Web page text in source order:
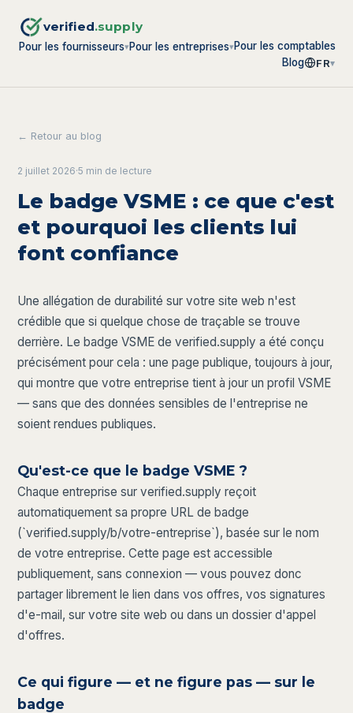
verified.supply
Pour les fournisseurs▾Pour les entreprises▾ Pour les comptables
Blog
FR▾
← Retour au blog
2 juillet 2026·5 min de lecture
Le badge VSME : ce que c'est
et pourquoi les clients lui
font confiance
Une allégation de durabilité sur votre site web n'est
crédible que si quelque chose de traçable se trouve
derrière. Le badge VSME de verified.supply a été conçu
précisément pour cela : une page publique, toujours à jour,
qui montre que votre entreprise tient à jour un profil VSME
— sans que des données sensibles de l'entreprise ne
soient rendues publiques.
Qu'est-ce que le badge VSME ?
Chaque entreprise sur verified.supply reçoit
automatiquement sa propre URL de badge
(`verified.supply/b/votre-entreprise`), basée sur le nom
de votre entreprise. Cette page est accessible
publiquement, sans connexion — vous pouvez donc
partager librement le lien dans vos offres, vos signatures
d'e-mail, sur votre site web ou dans un dossier d'appel
d'offres.
Ce qui figure — et ne figure pas — sur le
badge